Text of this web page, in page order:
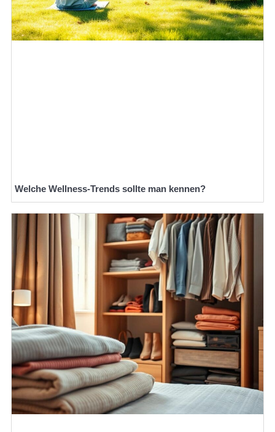
Welche Wellness-Trends sollte man kennen?